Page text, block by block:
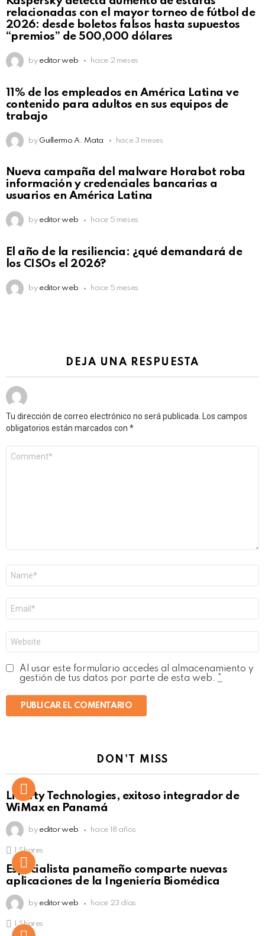
relacionadas con el mayor torneo de fútbol de
2026: desde boletos falsos hasta supuestos
“premios” de 500,000 dólares
by editor web hace 2 meses
11% de los empleados en América Latina ve
contenido para adultos en sus equipos de
trabajo
by Guillermo A. Mata hace 3 meses
Nueva campaña del malware Horabot roba
información y credenciales bancarias a
usuarios en América Latina
by editor web hace 5 meses
El año de la resiliencia: ¿qué demandará de
los CISOs el 2026?
by editor web hace 5 meses
DEJA UNA RESPUESTA
Tu dirección de correo electrónico no será publicada.
Los campos
obligatorios están marcados con *
electrónico
*
Al usar este formulario accedes al almacenamiento y
gestión de tus datos por parte de esta web.
DON'T MISS
Liberty Technologies, exitoso integrador de
WiMax en Panamá
by editor web hace 18 años
Click to view this post
Shares
Especialista panameño comparte nuevas
aplicaciones de la Ingeniería Biomédica
by editor web hace 23 días
Shares